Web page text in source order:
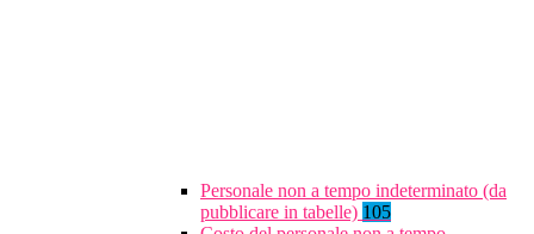
Personale non a tempo indeterminato (da
pubblicare in tabelle) 105